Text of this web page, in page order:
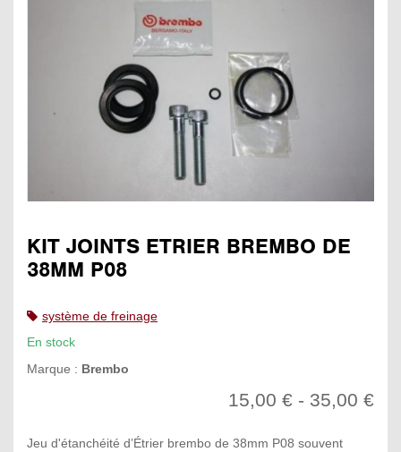
KIT JOINTS ETRIER BREMBO DE
38MM P08
système de freinage
En stock
Marque : Brembo
15,00 € - 35,00 €
Jeu d'étanchéité d’Étrier brembo de 38mm P08 souvent